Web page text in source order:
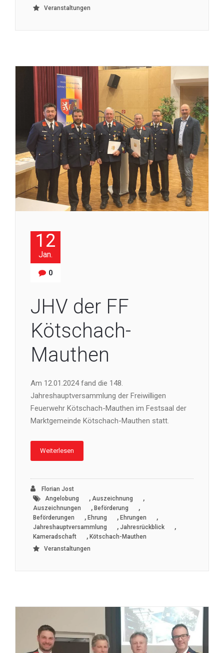
Veranstaltungen
12
Jan.
0
JHV der FF
Kötschach-
Mauthen
Am 12.01.2024 fand die 148.
Jahreshauptversammlung der Freiwilligen
Feuerwehr Kötschach-Mauthen im Festsaal der
Marktgemeinde Kötschach-Mauthen statt.
Weiterlesen
Florian Jost
Angelobung
, Auszeichnung ,
Auszeichnungen , Beförderung ,
Beförderungen , Ehrung , Ehrungen ,
Jahreshauptversammlung , Jahresrückblick ,
Kameradschaft , Kötschach-Mauthen
Veranstaltungen